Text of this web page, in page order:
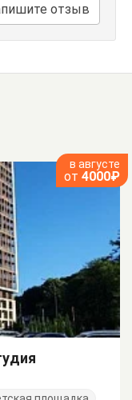
отзыв
в августе
от 4000₽